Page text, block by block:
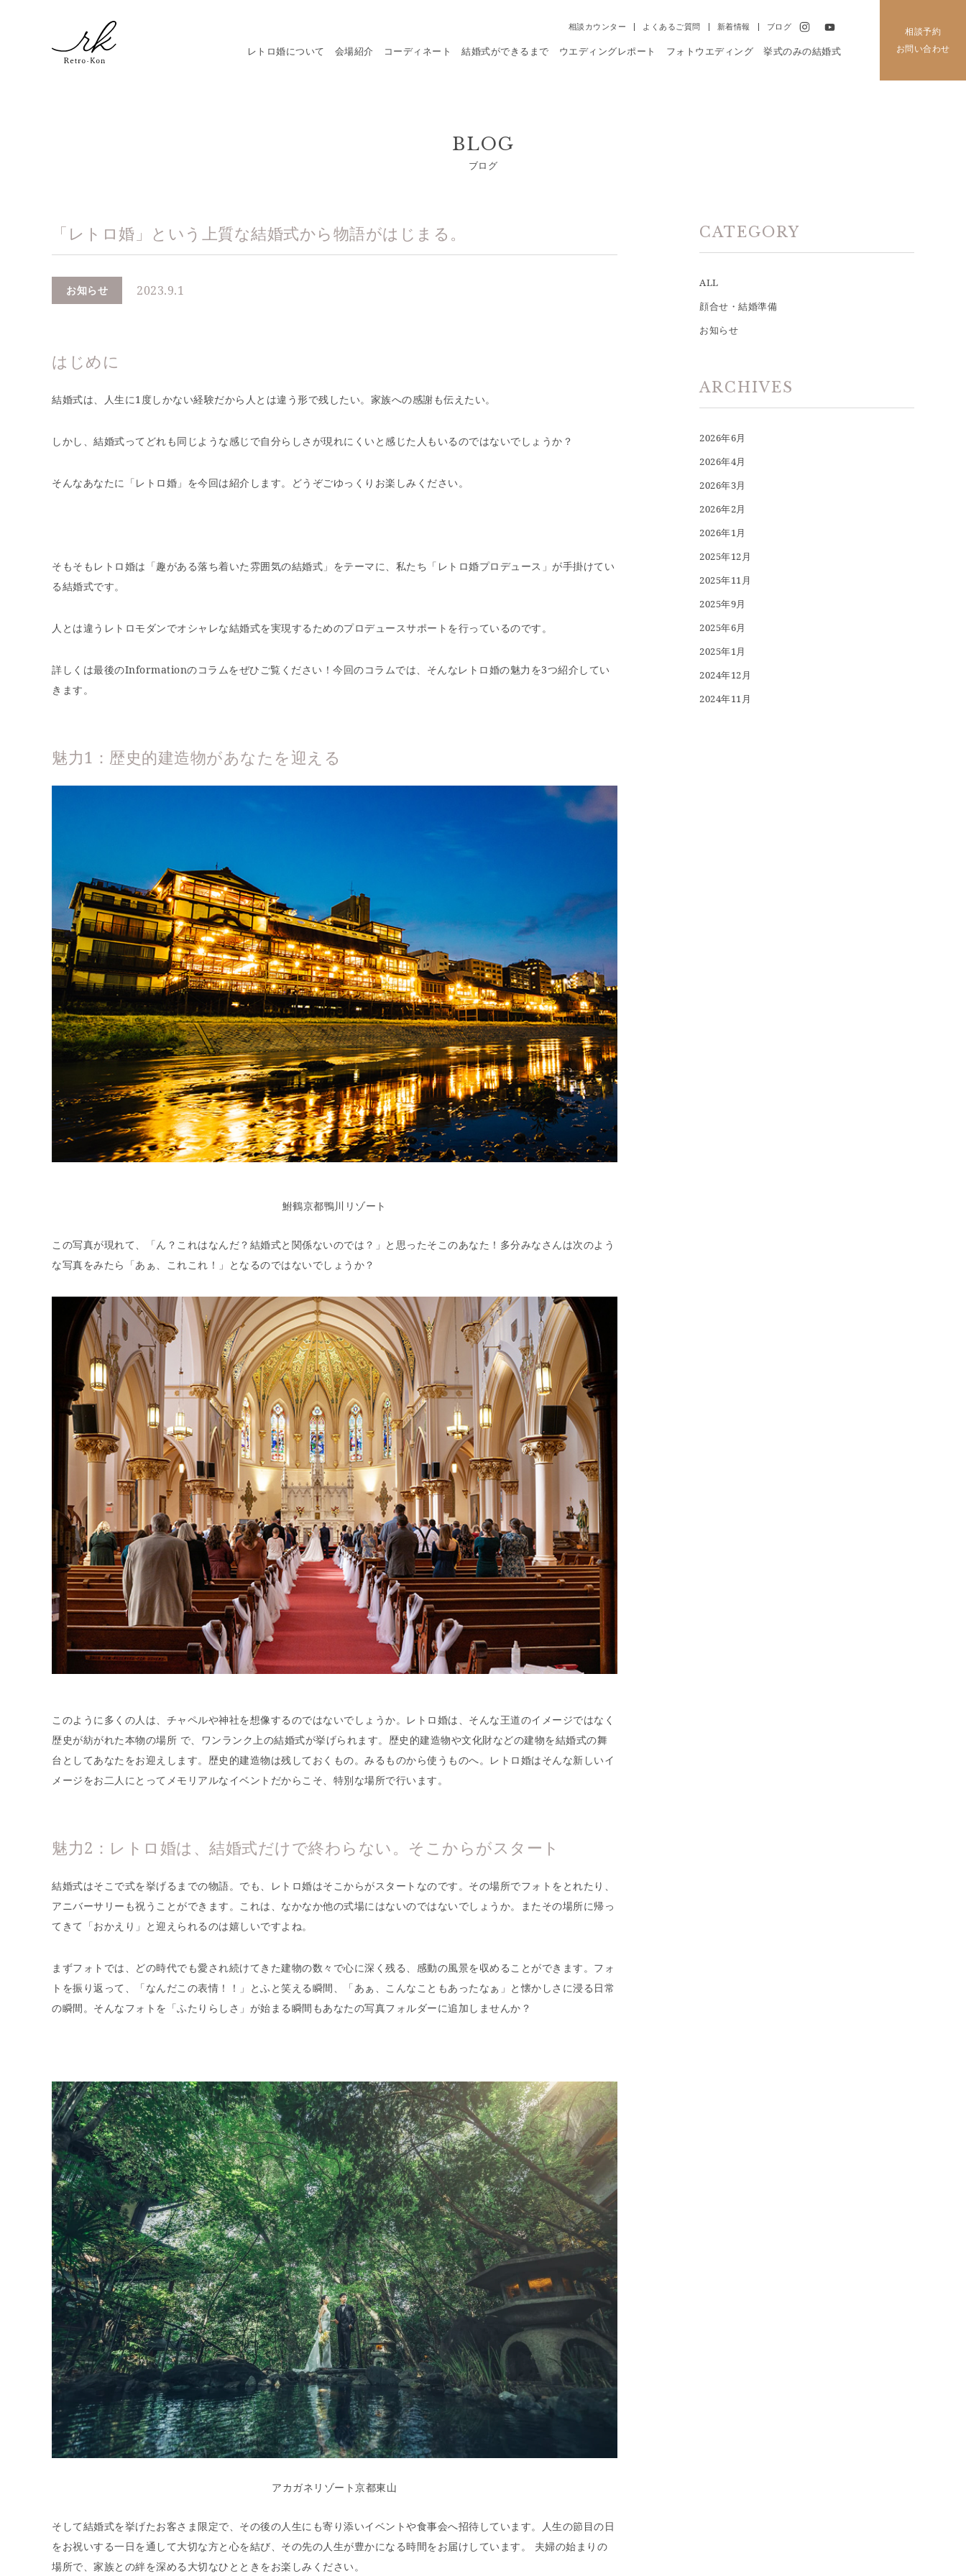
相談カウンター よくあるご質問 新着情報 ブログ
レトロ婚について 会場紹介 コーディネート 結婚式ができるまで ウエディングレポート フォトウエディング 挙式のみの結婚式
相談予約
お問い合わせ
BLOG
ブログ
「レトロ婚」という上質な結婚式から物語がはじまる。
お知らせ 2023.9.1
はじめに
結婚式は、人生に1度しかない経験だから人とは違う形で残したい。家族への感謝も伝えたい。
しかし、結婚式ってどれも同じような感じで自分らしさが現れにくいと感じた人もいるのではないでしょうか？
そんなあなたに「レトロ婚」を今回は紹介します。どうぞごゆっくりお楽しみください。
そもそもレトロ婚は「趣がある落ち着いた雰囲気の結婚式」をテーマに、私たち「レトロ婚プロデュース」が手掛けてい
る結婚式です。
人とは違うレトロモダンでオシャレな結婚式を実現するためのプロデュースサポートを行っているのです。
詳しくは最後のInformationのコラムをぜひご覧ください！今回のコラムでは、そんなレトロ婚の魅力を3つ紹介してい
きます。
魅力1：歴史的建造物があなたを迎える
鮒鶴京都鴨川リゾート
この写真が現れて、「ん？これはなんだ？結婚式と関係ないのでは？」と思ったそこのあなた！多分みなさんは次のよう
な写真をみたら「あぁ、これこれ！」となるのではないでしょうか？
このように多くの人は、チャペルや神社を想像するのではないでしょうか。レトロ婚は、そんな王道のイメージではなく
歴史が紡がれた本物の場所 で、ワンランク上の結婚式が挙げられます。歴史的建造物や文化財などの建物を結婚式の舞
台としてあなたをお迎えします。歴史的建造物は残しておくもの。みるものから使うものへ。レトロ婚はそんな新しいイ
メージをお二人にとってメモリアルなイベントだからこそ、特別な場所で行います。
魅力2：レトロ婚は、結婚式だけで終わらない。そこからがスタート
結婚式はそこで式を挙げるまでの物語。でも、レトロ婚はそこからがスタートなのです。その場所でフォトをとれたり、
アニバーサリーも祝うことができます。これは、なかなか他の式場にはないのではないでしょうか。またその場所に帰っ
てきて「おかえり」と迎えられるのは嬉しいですよね。
まずフォトでは、どの時代でも愛され続けてきた建物の数々で心に深く残る、感動の風景を収めることができます。フォ
トを振り返って、「なんだこの表情！！」とふと笑える瞬間、「あぁ、こんなこともあったなぁ」と懐かしさに浸る日常
の瞬間。そんなフォトを「ふたりらしさ」が始まる瞬間もあなたの写真フォルダーに追加しませんか？
アカガネリゾート京都東山
そして結婚式を挙げたお客さま限定で、その後の人生にも寄り添いイベントや食事会へ招待しています。人生の節目の日
をお祝いする一日を通して大切な方と心を結び、その先の人生が豊かになる時間をお届けしています。 夫婦の始まりの
場所で、家族との絆を深める大切なひとときをお楽しみください。
CATEGORY
ALL
顔合せ・結婚準備
お知らせ
ARCHIVES
2026年6月
2026年4月
2026年3月
2026年2月
2026年1月
2025年12月
2025年11月
2025年9月
2025年6月
2025年1月
2024年12月
2024年11月